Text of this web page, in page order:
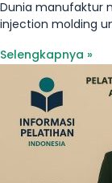
Dunia manufaktur
injection molding
Selengkapnya »